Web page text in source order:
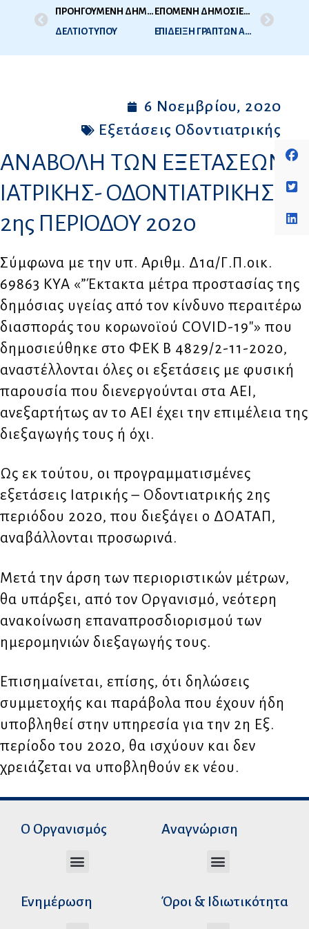
ΠΡΟΗΓΟΥΜΕΝΗ ΔΗΜΟΣΙΕΥΣΗ
ΔΕΛΤΙΟ ΤΥΠΟΥ
ΕΠΟΜΕΝΗ ΔΗΜΟΣΙΕΥΣΗ
ΕΠΙΔΕΙΞΗ ΓΡΑΠΤΩΝ ΑΠΟΤΥΧΟΝΤΩΝ ΙΑΤΡΙΚΗΣ ΟΔΟΝΤΙΑΤΡΙΚΗΣ 1Η ΕΞΕΤ ΠΕΡ 2020
6 Νοεμβρίου, 2020
Εξετάσεις Οδοντιατρικής
ΑΝΑΒΟΛΗ ΤΩΝ ΕΞΕΤΑΣΕΩΝ
ΙΑΤΡΙΚΗΣ- ΟΔΟΝΤΙΑΤΡΙΚΗΣ
2ης ΠΕΡΙΟΔΟΥ 2020
Σύμφωνα με την υπ. Αριθμ. Δ1α/Γ.Π.οικ.
69863 ΚΥΑ «”Έκτακτα μέτρα προστασίας της
δημόσιας υγείας από τον κίνδυνο περαιτέρω
διασποράς του κορωνοϊού COVID-19″» που
δημοσιεύθηκε στο ΦΕΚ Β 4829/2-11-2020,
αναστέλλονται όλες οι εξετάσεις με φυσική
παρουσία που διενεργούνται στα ΑΕΙ,
ανεξαρτήτως αν το ΑΕΙ έχει την επιμέλεια της
διεξαγωγής τους ή όχι.
Ως εκ τούτου, οι προγραμματισμένες
εξετάσεις Ιατρικής – Οδοντιατρικής 2ης
περιόδου 2020, που διεξάγει ο ΔΟΑΤΑΠ,
αναβάλλονται προσωρινά.
Μετά την άρση των περιοριστικών μέτρων,
θα υπάρξει, από τον Οργανισμό, νεότερη
ανακοίνωση επαναπροσδιορισμού των
ημερομηνιών διεξαγωγής τους.
Επισημαίνεται, επίσης, ότι δηλώσεις
συμμετοχής και παράβολα που έχουν ήδη
υποβληθεί στην υπηρεσία για την 2η Εξ.
περίοδο του 2020, θα ισχύουν και δεν
χρειάζεται να υποβληθούν εκ νέου.
Ο Οργανισμός Αναγνώριση
Ενημέρωση Όροι & Ιδιωτικότητα